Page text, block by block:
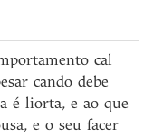
cal
cando debe
é liorta, e ao que
e o seu facer